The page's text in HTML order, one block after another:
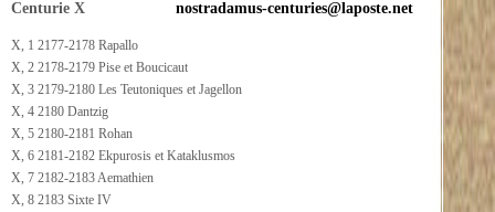
Centurie X
X, 1 2177-2178 Rapallo
X, 2 2178-2179 Pise et Boucicaut
X, 3 2179-2180 Les Teutoniques et Jagellon
X, 4 2180 Dantzig
X, 5 2180-2181 Rohan
X, 6 2181-2182 Ekpurosis et Kataklusmos
X, 7 2182-2183 Aemathien
X, 8 2183 Sixte IV
nostradamus-centuries@laposte.net